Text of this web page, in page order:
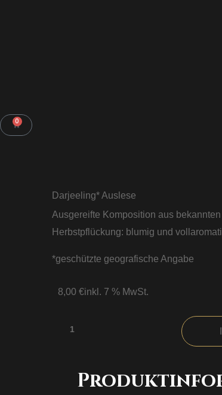
0WARENKORB
Darjeeling* Auslese
Ausgereifte Komposition aus
Herbstpflückung: blumig und
*geschützte geografische Angabe
8,00 €inkl. 7 % MwSt.
Darjeeling*